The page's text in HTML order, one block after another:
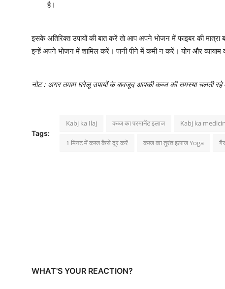
है।
इसके अतिरिक्त उपायों की बात करें तो आप अपने भोजन में फाइबर की
इन्हें अपने भोजन में शामिल करें। पानी पीने में कमी न करें। योग और व्यायाम
नोट : अगर तमाम घरेलू उपायों के बावजूद आपकी कब्ज की समस्या चलती
Tags:
Kabj ka Ilaj कब्ज का परमानेंट इलाज Kabj ka
1 मिनट में कब्ज कैसे दूर करें कब्ज का तुरंत इलाज Yoga
WHAT'S YOUR REACTION?